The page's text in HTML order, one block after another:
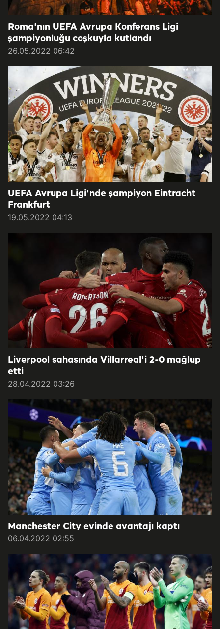
Roma'nın UEFA Avrupa Konferans Ligi
şampiyonluğu coşkuyla kutlandı
26.05.2022 06:42
UEFA Avrupa Ligi'nde şampiyon Eintracht
Frankfurt
19.05.2022 04:13
Liverpool sahasında Villarreal'i 2-0 mağlup
etti
28.04.2022 03:26
Manchester City evinde avantajı kaptı
06.04.2022 02:55